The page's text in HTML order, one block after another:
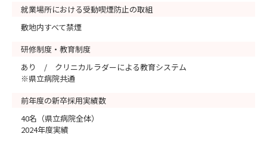
就業場所における受動喫煙防止の取組
敷地内すべて禁煙
研修制度・教育制度
あり / クリニカルラダーによる教育システム
※県立病院共通
前年度の新卒採用実績数
40名（県立病院全体）
2024年度実績